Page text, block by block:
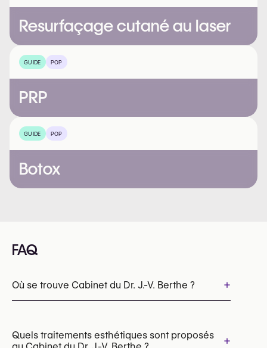
Resurfaçage cutané au laser
GUIDE POP
PRP
GUIDE POP
Botox
FAQ
Où se trouve Cabinet du Dr. J.-V. Berthe ? +
Quels traitements esthétiques sont proposés
+